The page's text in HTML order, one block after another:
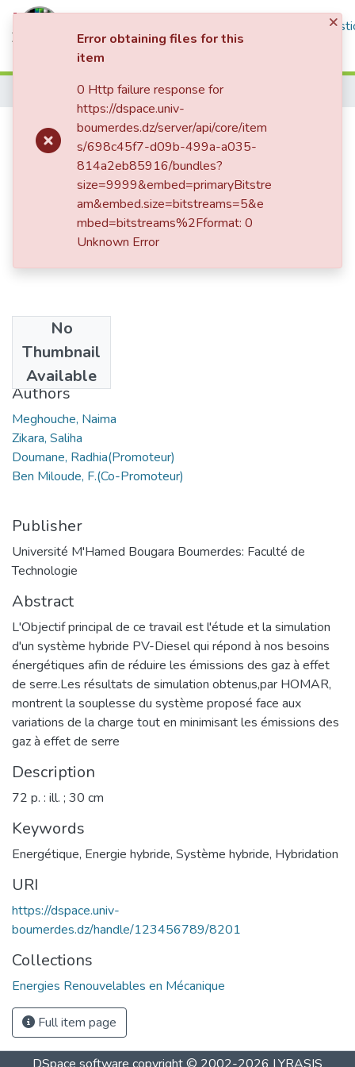
Etude d'hybridation d'aéroport
d'alger d'un système PV diesel
No
Thumbnail
Available
2018
Authors
Meghouche, Naima
Zikara, Saliha
Doumane, Radhia(Promoteur)
Ben Miloude, F.(Co-Promoteur)
Publisher
Université M'Hamed Bougara Boumerdes: Faculté de
Technologie
Abstract
L'Objectif principal de ce travail est l'étude et la simulation
d'un système hybride PV-Diesel qui répond à nos besoins
énergétiques afin de réduire les émissions des gaz à effet
de serre.Les résultats de simulation obtenus,par HOMAR,
montrent la souplesse du système proposé face aux
variations de la charge tout en minimisant les émissions des
gaz à effet de serre
Description
72 p. : ill. ; 30 cm
Keywords
Energétique, Energie hybride, Système hybride, Hybridation
URI
https://dspace.univ-
boumerdes.dz/handle/123456789/8201
Collections
Energies Renouvelables en Mécanique
Full item page
×
Error obtaining files for this
item
0 Http failure response for
https://dspace.univ-
boumerdes.dz/server/api/core/item
s/698c45f7-d09b-499a-a035-
814a2eb85916/bundles?
size=9999&embed=primaryBitstre
am&embed.size=bitstreams=5&e
mbed=bitstreams%2Fformat: 0
Unknown Error